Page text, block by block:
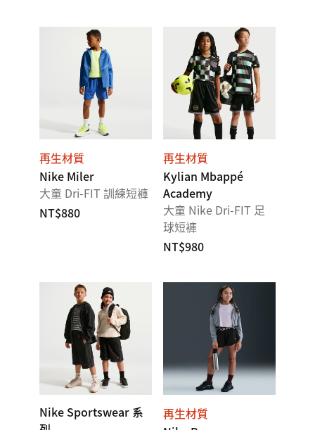
再生材質
Nike Miler
大童 Dri-FIT 訓練短褲
NT$880
再生材質
Kylian Mbappé
Academy
大童 Nike Dri-FIT 足
球短褲
NT$980
Nike Sportswear 系
再生材質